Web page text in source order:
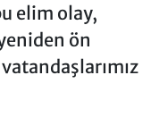
elim olay,
ön